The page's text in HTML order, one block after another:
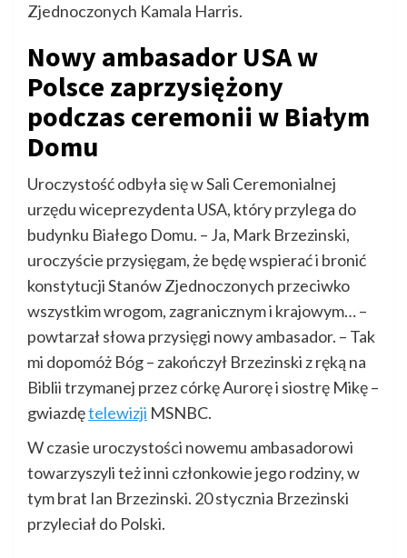
Zjednoczonych Kamala Harris.
Nowy ambasador USA w
Polsce zaprzysiężony
podczas ceremonii w Białym
Domu
Uroczystość odbyła się w Sali Ceremonialnej
urzędu wiceprezydenta USA, który przylega do
budynku Białego Domu. – Ja, Mark Brzezinski,
uroczyście przysięgam, że będę wspierać i bronić
konstytucji Stanów Zjednoczonych przeciwko
wszystkim wrogom, zagranicznym i krajowym… –
powtarzał słowa przysięgi nowy ambasador. – Tak
mi dopomóż Bóg – zakończył Brzezinski z ręką na
Biblii trzymanej przez córkę Aurorę i siostrę Mikę –
gwiazdętelewizji MSNBC.
W czasie uroczystości nowemu ambasadorowi
towarzyszyli też inni członkowie jego rodziny, w
tym brat Ian Brzezinski. 20 stycznia Brzezinski
przyleciał do Polski.